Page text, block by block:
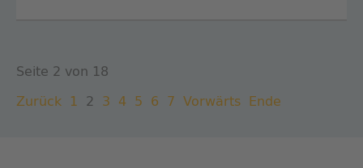
Seite 2 von 18
Zurück
1 2 3 4 5 6 7 Vorwärts Ende